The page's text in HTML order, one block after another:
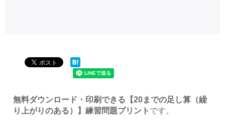
無料ダウンロード・印刷できる【20までの足し算（繰
り上がりのある）】練習問題プリント です。